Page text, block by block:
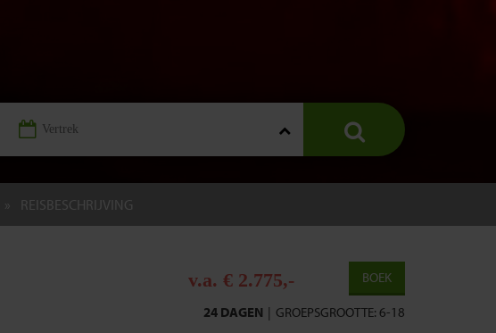
REISBESCHRIJVING
BOEK
v.a. € 2.775,-
GROEPSGROOTTE: 6-18
|
24 DAGEN